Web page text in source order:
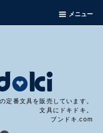
メニュー
定番文具を販売しています。
文具にドキドキ。
ブンドキ.com